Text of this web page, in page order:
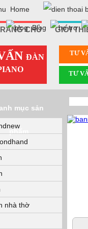
Home
Blog
CHỦ GIỚI
ĐÀN TƯ
TƯ
mục sản
nhà thờ